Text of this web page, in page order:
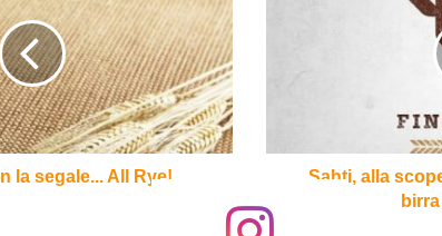
la segale... All Rye!
Sahti, alla